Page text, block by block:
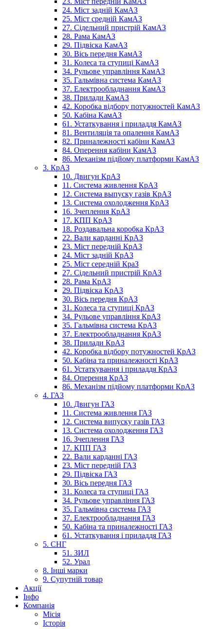
24. Міст задній КамАЗ
25. Міст средній КамАЗ
27. Сідельний пристрій КамАЗ
28. Рама КамАЗ
29. Підвіска КамАЗ
30. Вісь передня КамАЗ
31. Колеса та ступиці КамАЗ
34. Рульове управління КамАЗ
35. Гальмівна система КамАЗ
37. Електрообладнання КамАЗ
38. Прилади КамАЗ
42. Коробка відбору потужностей КамАЗ
50. Кабіна КамАЗ
61. Устаткування і приладдя КамАЗ
81. Вентиляція та опалення КамАЗ
82. Приналежності кабіни КамАЗ
84. Оперення кабіни КамАЗ
86. Механізм підйому платформи КамАЗ
3. КрАЗ
10. Двигун КрАЗ
11. Система живлення КрАЗ
12. Система выпуску газів КрАЗ
13. Система охолодження КрАЗ
16. Зчеплення КрАЗ
17. КПП КрАЗ
18. Роздавальна коробка КрАЗ
22. Вали карданні КрАЗ
23. Міст передній КрАЗ
24. Міст задній КрАЗ
25. Міст середній КраЗ
27. Сідельний пристрій КрАЗ
28. Рама КрАЗ
29. Підвіска КрАЗ
30. Вісь передня КрАЗ
31. Колеса та ступиці КрАЗ
34. Рульове управління КрАЗ
35. Гальмівна система КрАЗ
37. Електрообладнання КрАЗ
38. Прилади КрАЗ
42. Коробка відбору потужностей КрАЗ
50. Кабіна та приналежності КрАЗ
61. Устаткування і приладдя КрАЗ
84. Оперення КрАЗ
86. Механізм підйому платформи КрАЗ
4. ГАЗ
10. Двигун ГАЗ
11. Система живлення ГАЗ
12. Система випуску газів ГАЗ
13. Система охолодження ГАЗ
16. Зчеплення ГАЗ
17. КПП ГАЗ
22. Вали карданні ГАЗ
23. Міст передній ГАЗ
29. Підвіска ГАЗ
30. Вісь передня ГАЗ
31. Колеса та ступиці ГАЗ
34. Рульове управління ГАЗ
35. Гальмівна система ГАЗ
37. Електрообладнання ГАЗ
50. Кабіна та приналежності ГАЗ
61. Устаткування і приладдя ГАЗ
5. СНГ
51. ЗИЛ
52. Урал
8. Інші марки
9. Супутній товар
Акції
Інфо
Компанія
Місія
Історія